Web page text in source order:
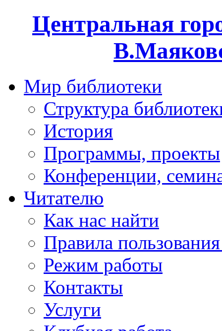
Центральная
Мир библиотеки
Структура
История
Программы, проекты
Конференции,
Читателю
Как нас найти
Правила
Режим работы
Контакты
Услуги